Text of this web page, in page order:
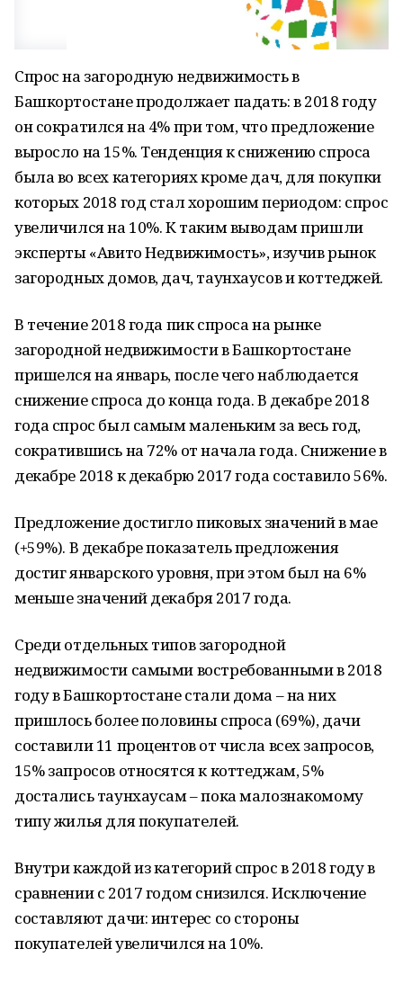
Спрос на загородную недвижимость в
Башкортостане продолжает падать: в 2018 году
он сократился на 4% при том, что предложение
выросло на 15%. Тенденция к снижению спроса
была во всех категориях кроме дач, для покупки
которых 2018 год стал хорошим периодом: спрос
увеличился на 10%. К таким выводам пришли
эксперты «Авито Недвижимость», изучив рынок
загородных домов, дач, таунхаусов и коттеджей.
В течение 2018 года пик спроса на рынке
загородной недвижимости в Башкортостане
пришелся на январь, после чего наблюдается
снижение спроса до конца года. В декабре 2018
года спрос был самым маленьким за весь год,
сократившись на 72% от начала года. Снижение в
декабре 2018 к декабрю 2017 года составило 56%.
Предложение достигло пиковых значений в мае
(+59%). В декабре показатель предложения
достиг январского уровня, при этом был на 6%
меньше значений декабря 2017 года.
Среди отдельных типов загородной
недвижимости самыми востребованными в 2018
году в Башкортостане стали дома – на них
пришлось более половины спроса (69%), дачи
составили 11 процентов от числа всех запросов,
15% запросов относятся к коттеджам, 5%
достались таунхаусам – пока малознакомому
типу жилья для покупателей.
Внутри каждой из категорий спрос в 2018 году в
сравнении с 2017 годом снизился. Исключение
составляют дачи: интерес со стороны
покупателей увеличился на 10%.